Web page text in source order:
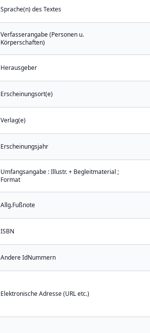
Sprache(n) des Textes
Verfasserangabe (Personen u.
Körperschaften)
Herausgeber
Erscheinungsort(e)
Verlag(e)
Erscheinungsjahr
Umfangsangabe : Illustr. + Begleitmaterial ;
Format
Allg.Fußnote
ISBN
Andere IdNummern
Elektronische Adresse (URL etc.)